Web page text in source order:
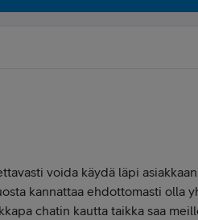
voida käydä läpi
kannattaa ehdottomasti olla
chatin kautta taikka saa